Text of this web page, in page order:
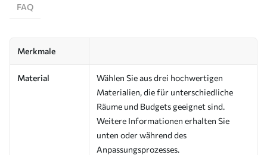
FAQ
Merkmale
Material
Wählen Sie aus drei hochwertigen
Materialien, die für unterschiedliche
Räume und Budgets geeignet sind.
Weitere Informationen erhalten Sie
unten oder während des
Anpassungsprozesses.